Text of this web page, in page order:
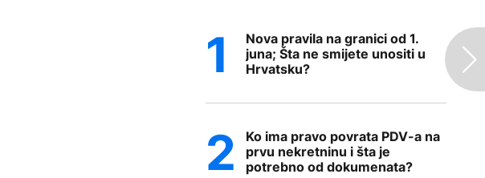
Nova pravila na granici od 1.
juna; Šta ne smijete unositi u
Hrvatsku?
Ko ima pravo povrata PDV-a na
prvu nekretninu i šta je
potrebno od dokumenata?